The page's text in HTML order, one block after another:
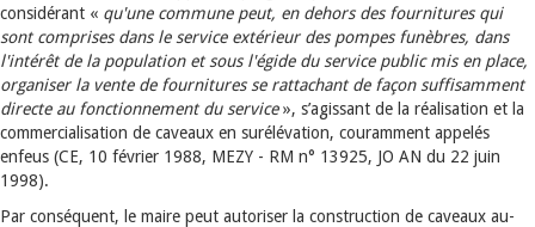
considérant « qu'une commune peut, en dehors des fournitures qui
sont comprises dans le service extérieur des pompes funèbres, dans
l'intérêt de la population et sous l'égide du service public mis en place,
organiser la vente de fournitures se rattachant de façon suffisamment
directe au fonctionnement du service», s’agissant de la réalisation et la
commercialisation de caveaux en surélévation, couramment appelés
enfeus (CE, 10 février 1988, MEZY - RM n° 13925, JO AN du 22 juin
1998).
Par conséquent, le maire peut autoriser la construction de caveaux au-